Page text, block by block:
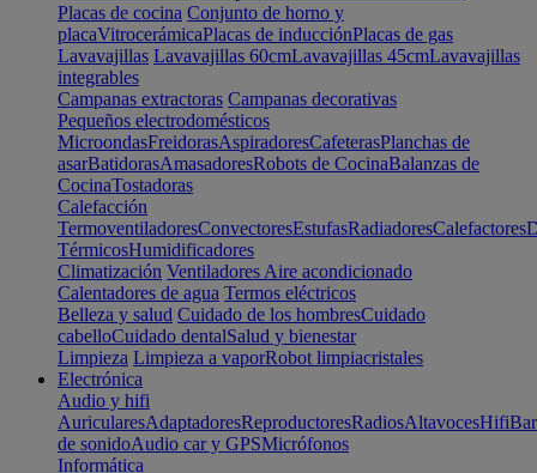
Placas de cocina Conjunto de horno y
placaVitrocerámicaPlacas de inducciónPlacas de gas
Lavavajillas Lavavajillas 60cmLavavajillas 45cmLavavajillas
integrables
Campanas extractoras Campanas decorativas
Pequeños electrodomésticos
MicroondasFreidorasAspiradoresCafeterasPlanchas de
asarBatidorasAmasadoresRobots de CocinaBalanzas de
CocinaTostadoras
Calefacción
TermoventiladoresConvectoresEstufasRadiadoresCalefactores
TérmicosHumidificadores
Climatización Ventiladores Aire acondicionado
Calentadores de agua Termos eléctricos
Belleza y salud Cuidado de los hombresCuidado
cabelloCuidado dentalSalud y bienestar
Limpieza Limpieza a vaporRobot limpiacristales
Electrónica
Audio y hifi
AuricularesAdaptadoresReproductoresRadiosAltavocesHifi
de sonidoAudio car y GPSMicrófonos
Informática